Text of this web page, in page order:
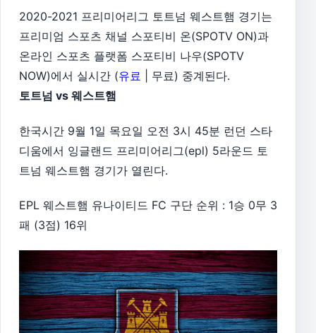
2020-2021 프리미어리그 토트넘 웨스트햄 경기는
프리미엄 스포츠 채널 스포티비 온(SPOTV ON)과
온라인 스포츠 플랫폼 스포티비 나우(SPOTV
NOW)에서 실시간 (유료 | 무료) 중계된다.
토트넘 vs 웨스트햄
한국시간 9월 1일 목요일 오전 3시 45분 런던 스타
디움에서 잉글랜드 프리미어리그(epl) 5라운드 토
트넘 웨스트햄 경기가 열린다.
EPL 웨스트햄 유나이티드 FC 구단 순위 : 1승 0무 3
패 (3점) 16위